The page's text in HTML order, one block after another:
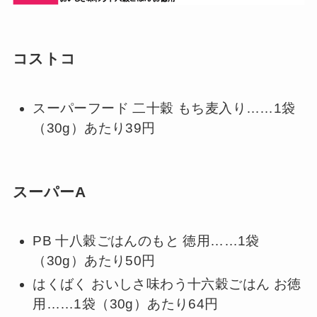
コストコ
スーパーフード 二十穀 もち麦入り……1袋
（30g）あたり39円
スーパーA
PB 十八穀ごはんのもと 徳用……1袋
（30g）あたり50円
はくばく おいしさ味わう十六穀ごはん お徳
用……1袋（30g）あたり64円